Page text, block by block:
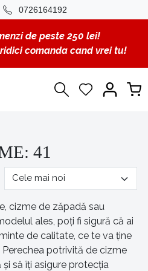
0726164192
de peste 250 lei!
comanda cand vrei tu!
41
cizme de zăpadă sau
ales, poți fi sigură că ai
de calitate, ce te va ține
potrivită de cizme
să îți asigure protecția